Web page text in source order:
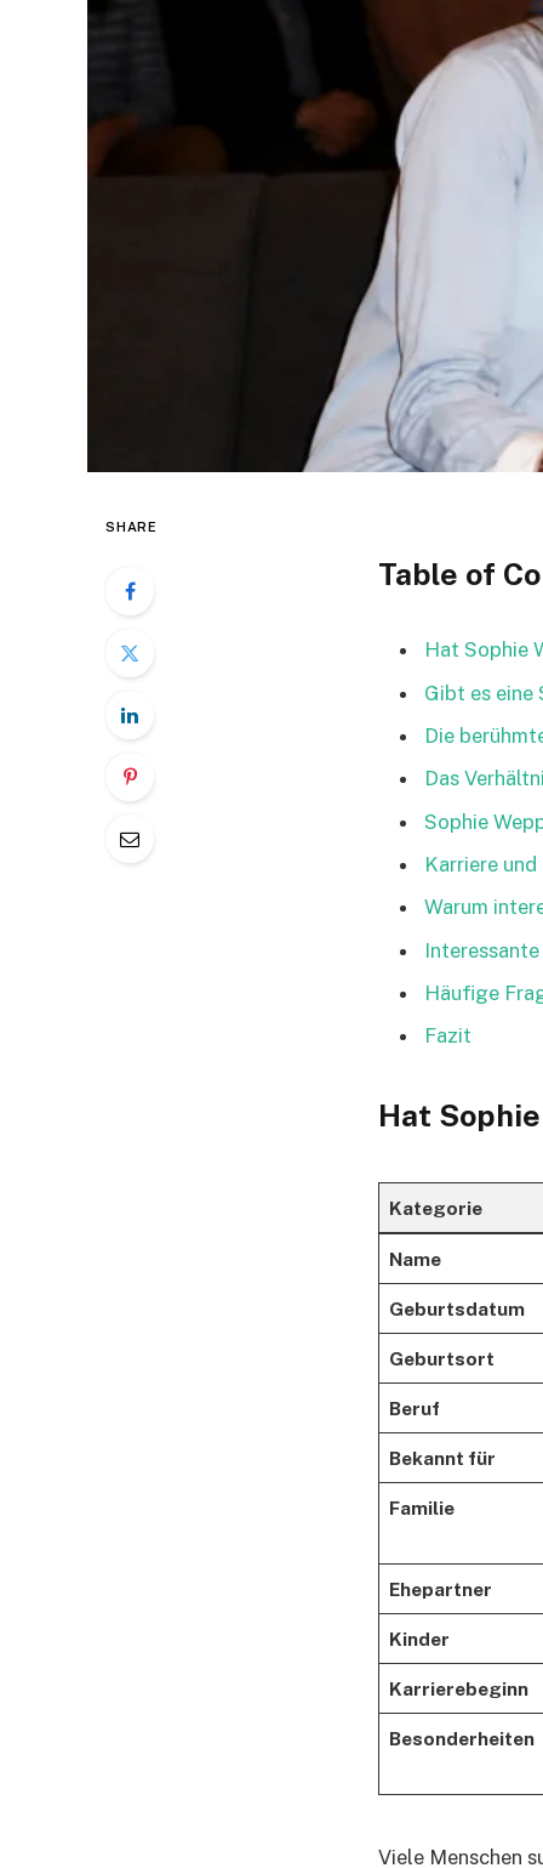
SHARE
Table of
Hat Sophie
Gibt es eine
Die
Das
Sophie
Karriere
Warum
Häufige
Fazit
Hat
Kategorie
Name
Geburtsdatum
Geburtsort
Beruf
Bekannt für
Familie
Ehepartner
Kinder
Karrierebeginn
Besonderheiten
Viele Menschen